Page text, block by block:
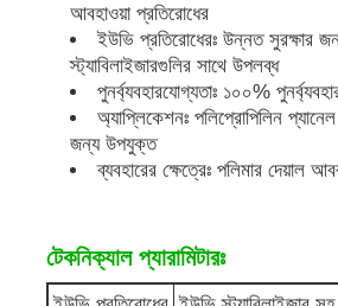
আমাদের সাথে যোগাযোগ করুন
সব ক্ষেত্রেই
উদ্ধৃতির জন্য আবেদন
আবহাওয়া প্রতিরোধের
ইউভি প্রতিরোধেরঃ উন্নত সুরক্ষার
স্ট্যাবিলাইজারগুলির সাথে উপলব্ধ
পুনর্ব্যবহারযোগ্যতাঃ ১০০%
অ্যাপ্লিকেশনঃ পলিপ্রোপিলিন প্যানেল
জন্য উপযুক্ত
ব্যবহারের ক্ষেত্রেঃ পলিমার দেয়াল
টেকনিক্যাল প্যারামিটারঃ